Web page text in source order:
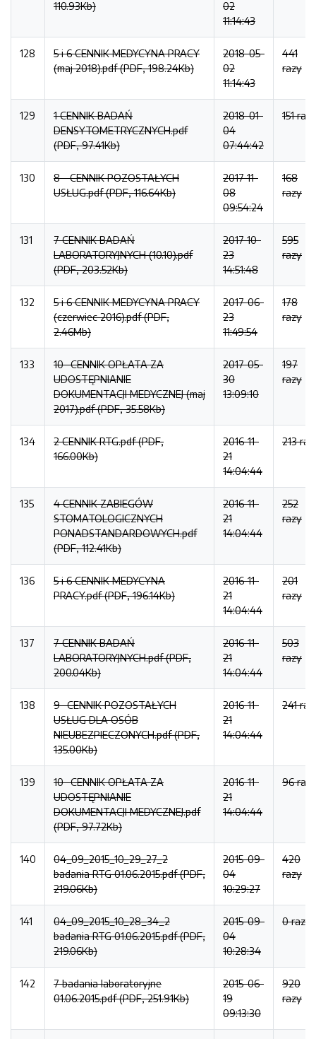
110.93Kb)
02
11:14:43
128
5 i 6 CENNIK MEDYCYNA PRACY
(maj 2018).pdf (PDF, 198.24Kb)
2018-05-
02
11:14:43
441
razy
129
1 CENNIK BADAŃ
DENSYTOMETRYCZNYCH.pdf
(PDF, 97.41Kb)
2018-01-
04
07:44:42
151 razy
130
8 - CENNIK POZOSTAŁYCH
USŁUG.pdf (PDF, 116.64Kb)
2017-11-
08
09:54:24
168
razy
131
7 CENNIK BADAŃ
LABORATORYJNYCH (10.10).pdf
(PDF, 203.52Kb)
2017-10-
23
14:51:48
595
razy
132
5 i 6 CENNIK MEDYCYNA PRACY
(czerwiec 2016).pdf (PDF,
2.46Mb)
2017-06-
23
11:49:54
178
razy
133
10- CENNIK OPŁATA ZA
UDOSTĘPNIANIE
DOKUMENTACJI MEDYCZNEJ (maj
2017).pdf (PDF, 35.58Kb)
2017-05-
30
13:09:10
197
razy
134
2 CENNIK RTG.pdf (PDF,
166.00Kb)
2016-11-
21
14:04:44
213
135
4 CENNIK ZABIEGÓW
STOMATOLOGICZNYCH
PONADSTANDARDOWYCH.pdf
(PDF, 112.41Kb)
2016-11-
21
14:04:44
252
razy
136
5 i 6 CENNIK MEDYCYNA
PRACY.pdf (PDF, 196.14Kb)
2016-11-
21
14:04:44
201
razy
137
7 CENNIK BADAŃ
LABORATORYJNYCH.pdf (PDF,
200.04Kb)
2016-11-
21
14:04:44
503
razy
138
9- CENNIK POZOSTAŁYCH
USŁUG DLA OSÓB
NIEUBEZPIECZONYCH.pdf (PDF,
135.00Kb)
2016-11-
21
14:04:44
241
139
10- CENNIK OPŁATA ZA
UDOSTĘPNIANIE
DOKUMENTACJI MEDYCZNEJ.pdf
(PDF, 97.72Kb)
2016-11-
21
14:04:44
96 razy
140
04_09_2015_10_29_27_2
badania RTG 01.06.2015.pdf (PDF,
219.06Kb)
2015-09-
04
10:29:27
420
razy
141
04_09_2015_10_28_34_2
badania RTG 01.06.2015.pdf (PDF,
219.06Kb)
2015-09-
04
10:28:34
0 razy
142
7 badania laboratoryjne
01.06.2015.pdf (PDF, 251.91Kb)
2015-06-
19
09:13:30
920
razy